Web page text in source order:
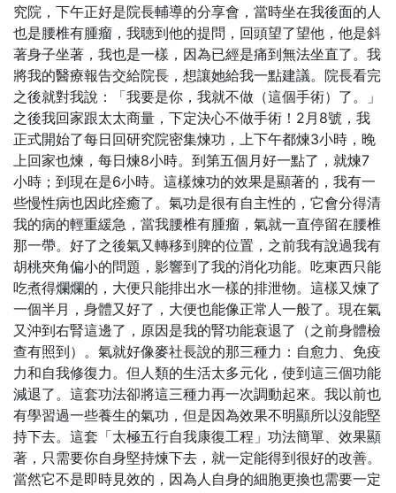
究院，下午正好是院長輔導的分享會，當時坐在我後面的人
也是腰椎有腫瘤，我聴到他的提問，回頭望了望他，他是斜
著身子坐著，我也是一樣，因為已經是痛到無法坐直了。我
將我的醫療報告交給院長，想讓她給我一點建議。院長看完
之後就對我說：「我要是你，我就不做（這個手術）了。」
之後我回家跟太太商量，下定決心不做手術！2月8號，我
正式開始了每日回研究院密集煉功，上下午都煉3小時，晚
上回家也煉，每日煉8小時。到第五個月好一點了，就煉7
小時；到現在是6小時。這樣煉功的效果是顯著的，我有一
些慢性病也因此痊癒了。氣功是很有自主性的，它會分得清
我的病的輕重緩急，當我腰椎有腫瘤，氣就一直停留在腰椎
那一帶。好了之後氣又轉移到脾的位置，之前我有說過我有
胡桃夾角偏小的問題，影響到了我的消化功能。吃東西只能
吃煮得爛爛的，大便只能排出水一樣的排泄物。這樣又煉了
一個半月，身體又好了，大便也能像正常人一般了。現在氣
又沖到右腎這邊了，原因是我的腎功能衰退了（之前身體檢
查有照到）。氣就好像麥社長說的那三種力：自愈力、免疫
力和自我修復力。但人類的生活太多元化，使到這三個功能
減退了。這套功法卻將這三種力再一次調動起來。我以前也
有學習過一些養生的氣功，但是因為效果不明顯所以沒能堅
持下去。這套「太極五行自我康復工程」功法簡單、效果顯
著，只需要你自身堅持煉下去，就一定能得到很好的改善。
當然它不是即時見效的，因為人自身的細胞更換也需要一定